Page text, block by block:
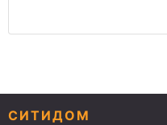
СИТИДОМ